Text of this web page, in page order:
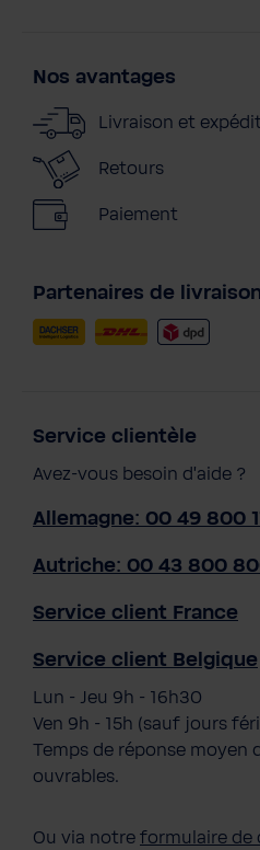
Nos avantages
Livraison et
Retours
Paiement
Partenaires de
Service clientèle
Avez-vous besoin d'aide ?
Allemagne: 00 49 800
Autriche: 00 43 800
Service client France
Service client Belgique
Lun - Jeu 9h - 16h30
Ven 9h - 15h (sauf jours
Temps de réponse moyen
ouvrables.
Ou via notre formulaire de